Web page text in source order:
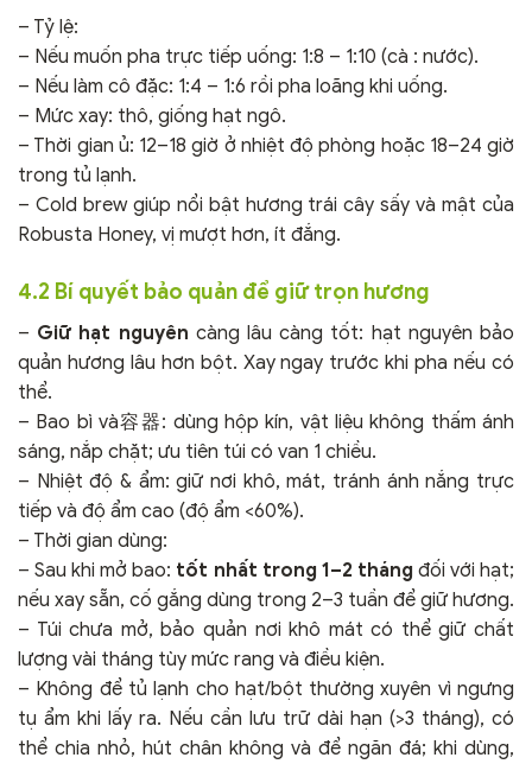
– Tỷ lệ:
– Nếu muốn pha trực tiếp uống: 1:8 – 1:10 (cà : nước).
– Nếu làm cô đặc: 1:4 – 1:6 rồi pha loãng khi uống.
– Mức xay: thô, giống hạt ngô.
– Thời gian ủ: 12–18 giờ ở nhiệt độ phòng hoặc 18–24 giờ
trong tủ lạnh.
– Cold brew giúp nổi bật hương trái cây sấy và mật của
Robusta Honey, vị mượt hơn, ít đắng.
4.2 Bí quyết bảo quản để giữ trọn hương
– Giữ hạt nguyên càng lâu càng tốt: hạt nguyên bảo
quản hương lâu hơn bột. Xay ngay trước khi pha nếu có
thể.
– Bao bì và容器: dùng hộp kín, vật liệu không thấm ánh
sáng, nắp chặt; ưu tiên túi có van 1 chiều.
– Nhiệt độ & ẩm: giữ nơi khô, mát, tránh ánh nắng trực
tiếp và độ ẩm cao (độ ẩm <60%).
– Thời gian dùng:
– Sau khi mở bao: tốt nhất trong 1–2 tháng đối với hạt;
nếu xay sẵn, cố gắng dùng trong 2–3 tuần để giữ hương.
– Túi chưa mở, bảo quản nơi khô mát có thể giữ chất
lượng vài tháng tùy mức rang và điều kiện.
– Không để tủ lạnh cho hạt/bột thường xuyên vì ngưng
tụ ẩm khi lấy ra. Nếu cần lưu trữ dài hạn (>3 tháng), có
thể chia nhỏ, hút chân không và để ngăn đá; khi dùng,